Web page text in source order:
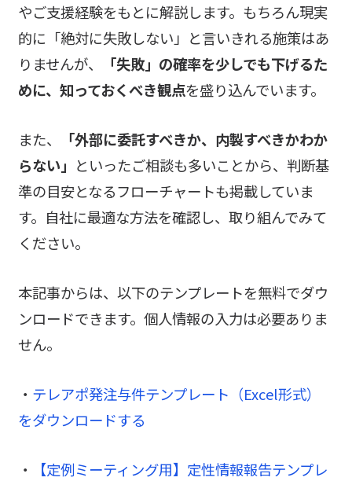
やご支援経験をもとに解説します。もちろん現実
的に「絶対に失敗しない」と言いきれる施策はあ
りませんが、
「失敗」の確率を少しでも下げるた
めに、知っておくべき観点を盛り込んでいます。
また、
「外部に委託すべきか、内製すべきかわか
らない」 といったご相談も多いことから、判断基
準の目安となるフローチャートも掲載していま
す。自社に最適な方法を確認し、取り組んでみて
ください。
本記事からは、以下のテンプレートを無料でダウ
ンロードできます。個人情報の入力は必要ありま
せん。
・ テレアポ発注与件テンプレート（Excel形式）
をダウンロードする
・
【定例ミーティング用】定性情報報告テンプレ